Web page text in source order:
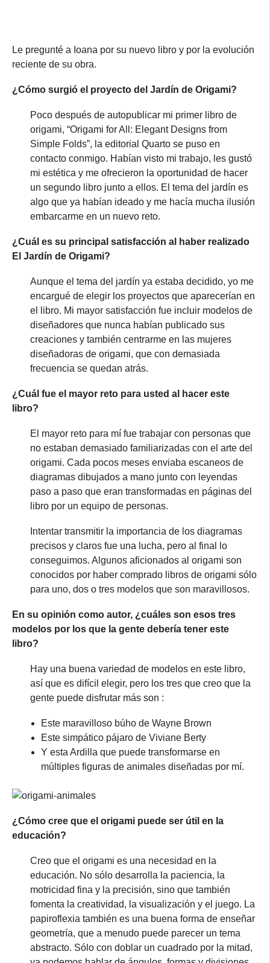
Le pregunté a Ioana por su nuevo libro y por la evolución
reciente de su obra.
¿Cómo surgió el proyecto del Jardín de Origami?
Poco después de autopublicar mi primer libro de
origami, “Origami for All: Elegant Designs from
Simple Folds”, la editorial Quarto se puso en
contacto conmigo. Habían visto mi trabajo, les gustó
mi estética y me ofrecieron la oportunidad de hacer
un segundo libro junto a ellos. El tema del jardín es
algo que ya habían ideado y me hacía mucha ilusión
embarcarme en un nuevo reto.
¿Cuál es su principal satisfacción al haber realizado
El Jardín de Origami?
Aunque el tema del jardín ya estaba decidido, yo me
encargué de elegir los proyectos que aparecerían en
el libro. Mi mayor satisfacción fue incluir modelos de
diseñadores que nunca habían publicado sus
creaciones y también centrarme en las mujeres
diseñadoras de origami, que con demasiada
frecuencia se quedan atrás.
¿Cuál fue el mayor reto para usted al hacer este
libro?
El mayor reto para mí fue trabajar con personas que
no estaban demasiado familiarizadas con el arte del
origami. Cada pocos meses enviaba escaneos de
diagramas dibujados a mano junto con leyendas
paso a paso que eran transformadas en páginas del
libro por un equipo de personas.
Intentar transmitir la importancia de los diagramas
precisos y claros fue una lucha, pero al final lo
conseguimos. Algunos aficionados al origami son
conocidos por haber comprado libros de origami sólo
para uno, dos o tres modelos que son maravillosos.
En su opinión como autor, ¿cuáles son esos tres
modelos por los que la gente debería tener este
libro?
Hay una buena variedad de modelos en este libro,
así que es difícil elegir, pero los tres que creo que la
gente puede disfrutar más son :
Este maravilloso búho de Wayne Brown
Este simpático pájaro de Viviane Berty
Y esta Ardilla que puede transformarse en
múltiples figuras de animales diseñadas por mí.
¿Cómo cree que el origami puede ser útil en la
educación?
Creo que el origami es una necesidad en la
educación. No sólo desarrolla la paciencia, la
motricidad fina y la precisión, sino que también
fomenta la creatividad, la visualización y el juego. La
papiroflexia también es una buena forma de enseñar
geometría, que a menudo puede parecer un tema
abstracto. Sólo con doblar un cuadrado por la mitad,